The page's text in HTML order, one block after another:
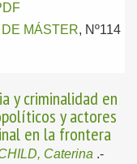
MÁSTER, Nº114
y criminalidad en
y actores
en la frontera
Caterina .-